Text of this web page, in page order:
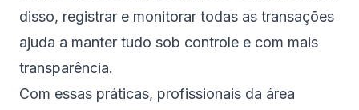
disso, registrar e monitorar todas as transações
ajuda a manter tudo sob controle e com mais
transparência.
Com essas práticas, profissionais da área